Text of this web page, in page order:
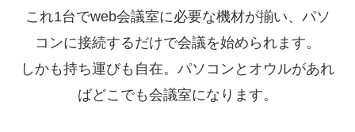
これ1台でweb会議室に必要な機材が揃い、パソ
コンに接続するだけで会議を始められます。
しかも持ち運びも自在。パソコンとオウルがあれ
ばどこでも会議室になります。